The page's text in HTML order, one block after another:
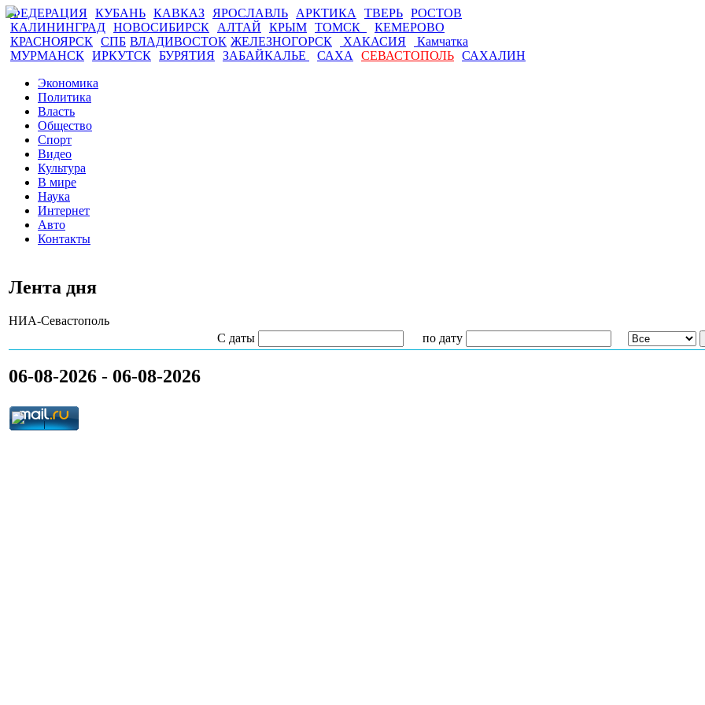
ФЕДЕРАЦИЯ КУБАНЬ КАВКАЗ ЯРОСЛАВЛЬ АРКТИКА ТВЕРЬ РОСТОВ
КАЛИНИНГРАД НОВОСИБИРСК АЛТАЙ КРЫМ ТОМСК
КЕМЕРОВО
КРАСНОЯРСК СПБ ВЛАДИВОСТОК ЖЕЛЕЗНОГОРСК ХАКАСИЯ
Камчатка
МУРМАНСК ИРКУТСК БУРЯТИЯ ЗАБАЙКАЛЬЕ САХА СЕВАСТОПОЛЬ САХАЛИН
Экономика
Политика
Власть
Общество
Спорт
Видео
Культура
В мире
Наука
Интернет
Авто
Контакты
Лента дня
НИА-Севастополь
С даты
по дату
06-08-2026 - 06-08-2026